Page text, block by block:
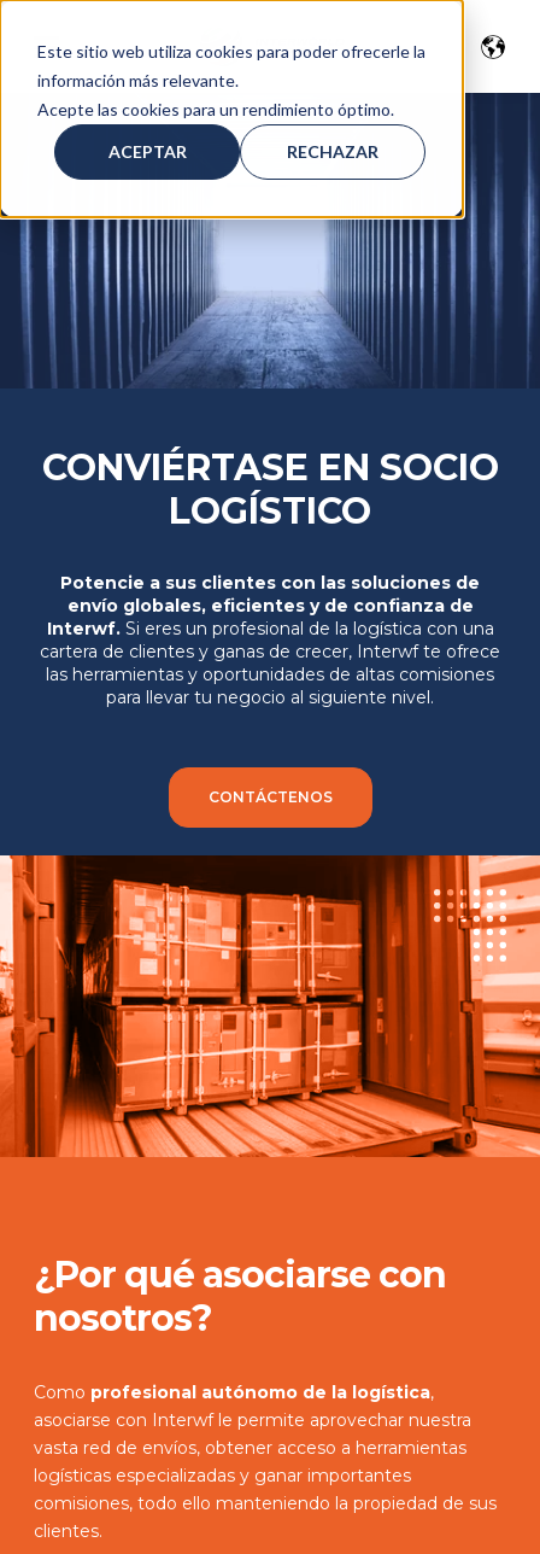
Este sitio web utiliza cookies para poder ofrecerle la
información más relevante.
Acepte las cookies para un rendimiento óptimo.
ACEPTAR RECHAZAR
CONVIÉRTASE EN SOCIO
LOGÍSTICO
Potencie a sus clientes con las soluciones de
envío globales, eficientes y de confianza de
Interwf.Si eres un profesional de la logística con una
cartera de clientes y ganas de crecer, Interwf te ofrece
las herramientas y oportunidades de altas comisiones
para llevar tu negocio al siguiente nivel.
CONTÁCTENOS
¿Por qué asociarse con
nosotros?
Como profesional autónomo de la logística,
asociarse con Interwf le permite aprovechar nuestra
vasta red de envíos, obtener acceso a herramientas
logísticas especializadas y ganar importantes
comisiones, todo ello manteniendo la propiedad de sus
clientes.